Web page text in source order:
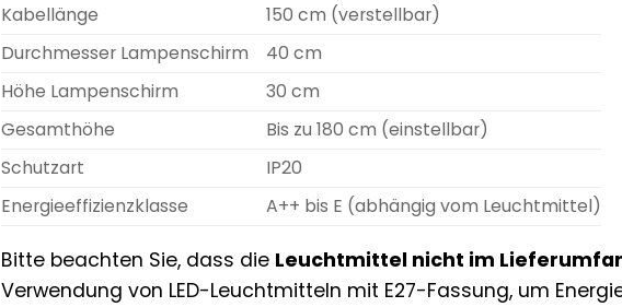
Kabellänge
150 cm (verstellbar)
Durchmesser Lampenschirm
40 cm
Höhe Lampenschirm
30 cm
Gesamthöhe
Bis zu 180 cm (einstellbar)
Schutzart
IP20
Energieeffizienzklasse
A++ bis E (abhängig vom Leuchtmittel)
Bitte beachten Sie, dass die Leuchtmittel nicht im
Verwendung von LED-Leuchtmitteln mit E27-Fassung, um